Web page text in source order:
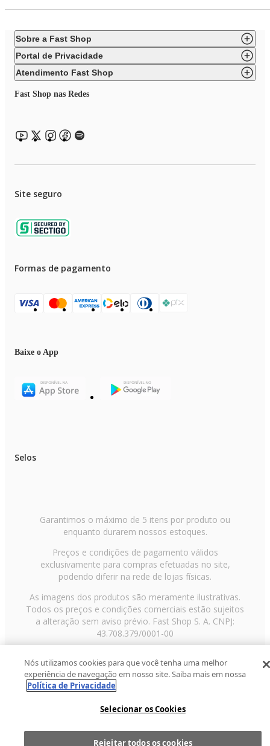
Sobre a Fast Shop
Portal de Privacidade
Atendimento Fast Shop
Fast Shop nas Redes
Site seguro
Formas de pagamento
Baixe o App
Selos
Garantimos o máximo de 5 itens por produto ou
enquanto durarem nossos estoques.
Preços e condições de pagamento válidos
exclusivamente para compras efetuadas no site,
podendo diferir na rede de lojas físicas.
As imagens dos produtos são meramente ilustrativas.
Todos os preços e condições comerciais estão sujeitos
a alteração sem aviso prévio. Fast Shop S. A. CNPJ:
43.708.379/0001-00
Paulo/SP, CEP 02029-001, Telefone: 11 3003-3728 ©
2013 Fast Shop - Todos os direitos reservadosRF
Nós utilizamos cookies para que você tenha uma melhor
experiência de navegação em nosso site. Saiba mais em nossa
Política de Privacidade
Selecionar os Cookies
Rejeitar todos os cookies